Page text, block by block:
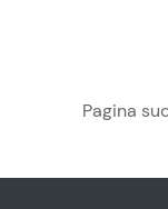
Pagina